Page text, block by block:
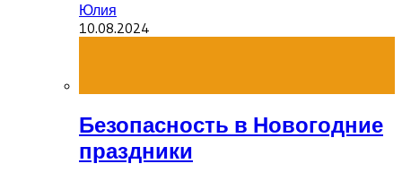
Юлия
10.08.2024
Безопасность в Новогодние
праздники